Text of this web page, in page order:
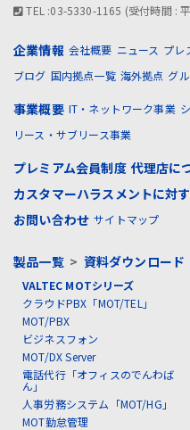
TEL :03-5330-1165 (受付時間 :
企業情報 会社概要 ニュース プレ
ブログ 国内拠点一覧 海外拠点 グ
事業概要 IT・ネットワーク事業
リース・サブリース事業
プレミアム会員制度 代理店に
カスタマーハラスメントに対
お問い合わせ サイトマップ
製品一覧> 資料ダウンロード
VALTEC MOTシリーズ
クラウドPBX「MOT/TEL」
MOT/PBX
ビジネスフォン
MOT/DX Server
電話代行「オフィスのでんわば
ん」
人事労務システム「MOT/HG」
MOT勤怠管理